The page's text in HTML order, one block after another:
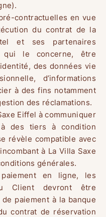
contractuelles en vue
du contrat de la
et ses partenaires
qui le concerne, être
des données vie
d’informations
à des fins notamment
des réclamations.
Eiffel à communiquer
des tiers à condition
révèle compatible avec
à La Villa Saxe
générales.
en ligne, les
Client devront être
paiement à la banque
contrat de réservation